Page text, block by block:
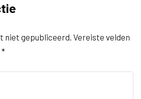
niet gepubliceerd. Vereiste velden
*